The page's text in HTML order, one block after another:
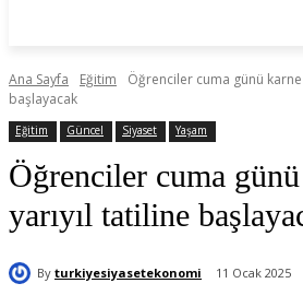
Ana Sayfa Eğitim
Öğrenciler cuma günü karne
başlayacak
Eğitim Güncel Siyaset Yaşam
Öğrenciler cuma
yarıyıl tatiline
By turkiyesiyasetekonomi 11 Ocak 2025